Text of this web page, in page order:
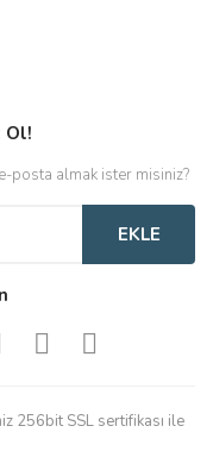
Ol!
posta almak ister misiniz?
EKLE
256bit SSL sertifikası ile